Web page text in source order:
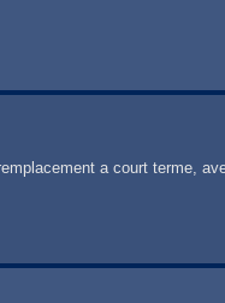
a court terme,